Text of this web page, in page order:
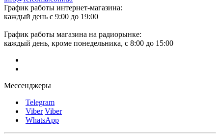
График работы интернет-магазина:
каждый день с 9:00 до 19:00
График работы магазина на радиорынке:
каждый день, кроме понедельника, с 8:00 до 15:00
Мессенджеры
Telegram
Viber Viber
WhatsApp